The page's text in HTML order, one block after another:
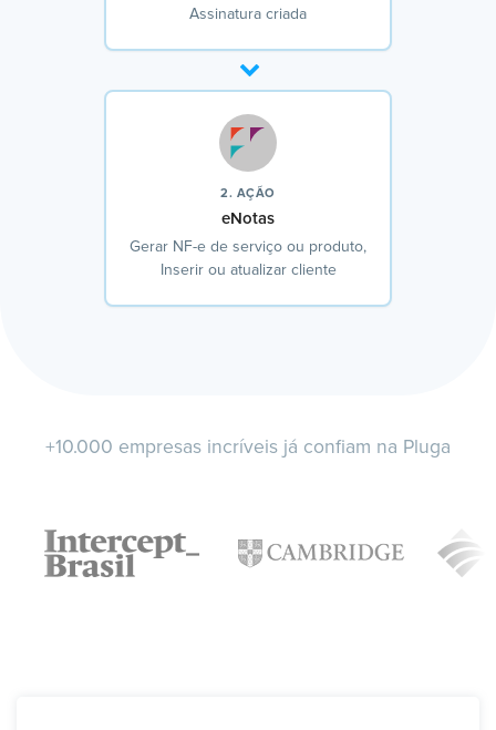
Assinatura criada
2. AÇÃO
eNotas
Gerar NF-e de serviço ou produto,
Inserir ou atualizar cliente
+10.000 empresas incríveis já confiam na Pluga